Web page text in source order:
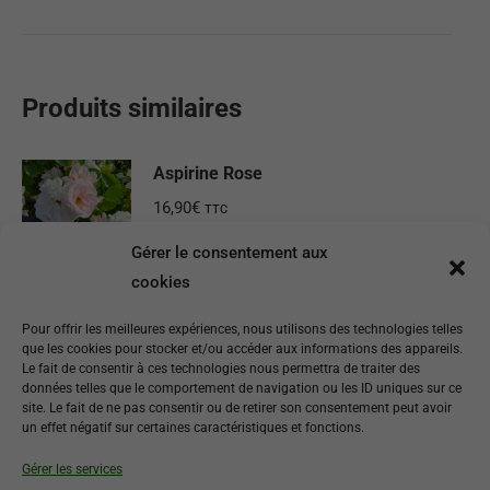
Gérer le consentement aux
cookies
Pour offrir les meilleures expériences, nous utilisons des technologies telles
que les cookies pour stocker et/ou accéder aux informations des appareils.
Le fait de consentir à ces technologies nous permettra de traiter des
données telles que le comportement de navigation ou les ID uniques sur ce
site. Le fait de ne pas consentir ou de retirer son consentement peut avoir
un effet négatif sur certaines caractéristiques et fonctions.
Gérer les services
Produits similaires
Aspirine Rose
16,90€ TTC
Jacqueline Dupré
12,90€ TTC
Ajouter au panier